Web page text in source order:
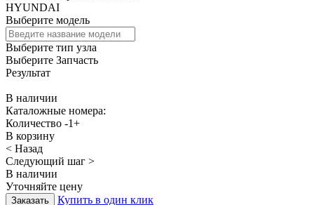
HYUNDAI
Выберите модель
Выберите тип узла
Выберите Запчасть
Результат
В наличии
Каталожные номера:
Количество -1+
В корзину
< Назад
Следующий шаг >
В наличии
Уточняйте цену
Купить в один клик